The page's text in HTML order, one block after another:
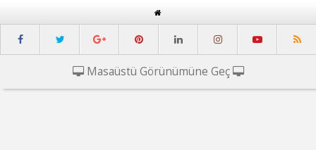
Masaüstü Görünümüne Geç